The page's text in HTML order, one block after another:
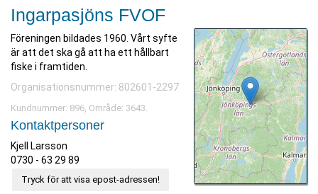
Ingarpasjöns FVOF
Föreningen bildades 1960. Vårt syfte
är att det ska gå att ha ett hållbart
fiske i framtiden.
Organisationsnummer: 802601-2297
Kundnummer: 896, Område: 3643.
Kontaktpersoner
Kjell Larsson
0730 - 63 29 89
Tryck för att visa epost-adressen!